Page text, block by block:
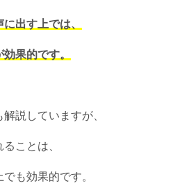
出す上では、
果的です。
解説していますが、
ことは、
も効果的です。